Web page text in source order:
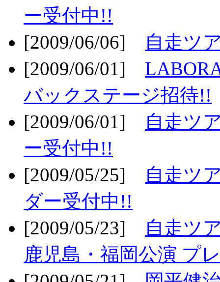
ー受付中!!
[2009/06/06]
自走ツ
[2009/06/01]
バックステージ招待!!
[2009/06/01]
自走ツ
ー受付中!!
[2009/05/25]
自走ツ
ダー受付中!!
[2009/05/23]
自走ツ
鹿児島・福岡公演 プ